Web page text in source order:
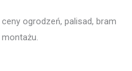
ogrodzeń, palisad, bram